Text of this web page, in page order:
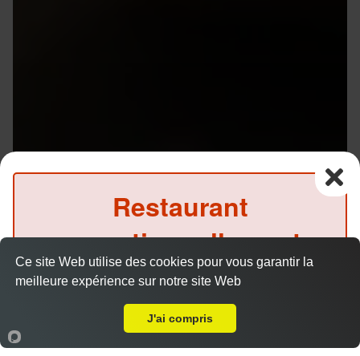
Accueil Panier Compte
Restaurant
exceptionnellement
fermé ce soir
(Précommande possible)
Ce site Web utilise des cookies pour vous garantir la
meilleure expérience sur notre site Web
J'ai compris